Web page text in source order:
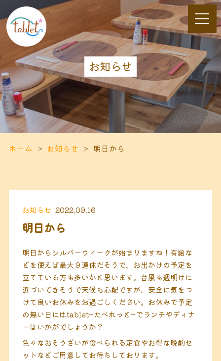
お知らせ
ホーム お知らせ 明日から
お知らせ 2022.09.16
明日から
明日からシルバーウィークが始まりますね！有給な
どを使えば最大９連休だそうで、お出かけの予定を
立てている方も多いかと思います。台風も週明けに
近づいてきそうで天候も心配ですが、安全に気をつ
けて良いお休みをお過ごしください。お休みで予定
の無い日にはtablet~たべれっと~でランチやディナ
ーはいかがでしょうか？
色々なおそうざいが食べられる定食やお得な晩酌セ
ットなどご用意してお待ちしております。